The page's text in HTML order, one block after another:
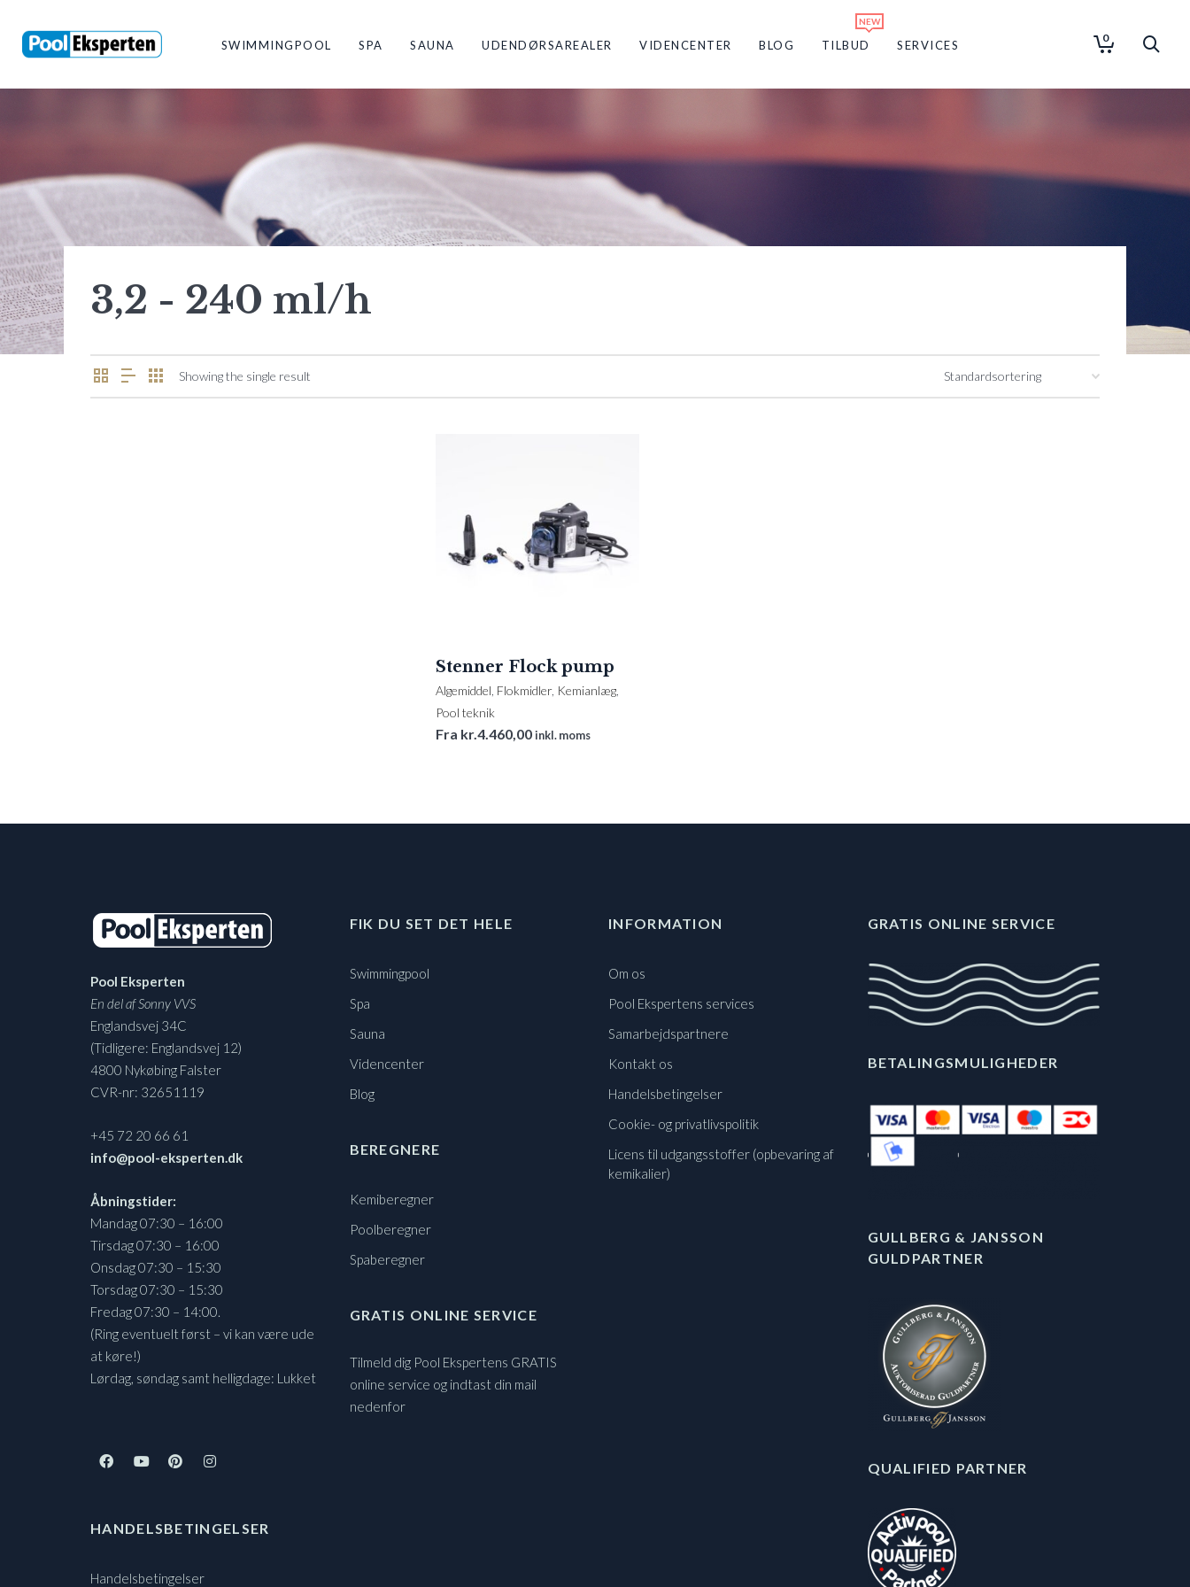
SWIMMINGPOOL SPA SAUNA UDENDØRSAREALER VIDENCENTER BLOG TILBUD SERVICES
0
3,2 - 240 ml/h
Showing the single result
Stenner Flock pump
Algemiddel Flokmidler, Kemianlæg
Pool teknik
Fra kr.4.460,00inkl. moms
Pool Eksperten
En del af Sonny VVS
Englandsvej 34C
(Tidligere: Englandsvej 12)
4800 Nykøbing Falster
CVR-nr: 32651119
+45 72 20 66 61
info@pool-eksperten.dk
Åbningstider:
Mandag 07:30 – 16:00
Tirsdag 07:30 – 16:00
Onsdag 07:30 – 15:30
Torsdag 07:30 – 15:30
Fredag 07:30 – 14:00.
(Ring eventuelt først – vi kan være ude
at køre!)
Lørdag, søndag samt helligdage: Lukket
HANDELSBETINGELSER
Handelsbetingelser
FIK DU SET DET HELE
Swimmingpool
Spa
Sauna
Videncenter
Blog
BEREGNERE
Kemiberegner
Poolberegner
Spaberegner
GRATIS ONLINE SERVICE
Tilmeld dig Pool Ekspertens GRATIS
online service og indtast din mail
nedenfor
INFORMATION
Om os
Pool Ekspertens services
Samarbejdspartnere
Kontakt os
Handelsbetingelser
Cookie- og privatlivspolitik
Licens til udgangsstoffer (opbevaring af
kemikalier)
GRATIS ONLINE SERVICE
BETALINGSMULIGHEDER
GULLBERG & JANSSON
GULDPARTNER
QUALIFIED PARTNER